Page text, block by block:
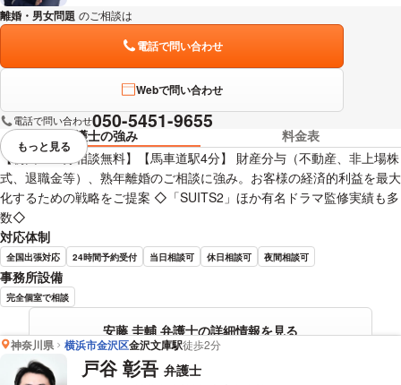
離婚・男女問題 のご相談は
電話で問い合わせ
Webで問い合わせ
電話で問い合わせ050-5451-9655
弁護士の強み
料金表
【初回６０分相談無料】【馬車道駅4分】 財産分与（不動産、非上場株
式、退職金等）、熟年離婚のご相談に強み。お客様の経済的利益を最大
化するための戦略をご提案 ◇「SUITS2」ほか有名ドラマ監修実績も多
数◇
対応体制
全国出張対応 24時間予約受付 当日相談可 休日相談可 夜間相談可
事務所設備
完全個室で相談
安藤 圭輔 弁護士の詳細情報を見る
視覚的に省略されている要素を
もっと見る
神奈川県 横浜市金沢区金沢文庫駅徒歩2分
戸谷 彰吾 弁護士